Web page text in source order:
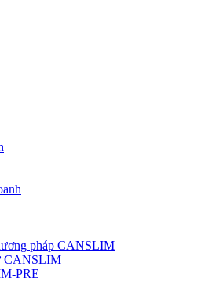
pháp CANSLIM
CANSLIM
PRE